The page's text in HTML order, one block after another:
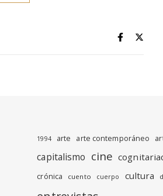
1994 arte arte contemporáneo
capitalismo cine
crónica cuento cuerpo cultura